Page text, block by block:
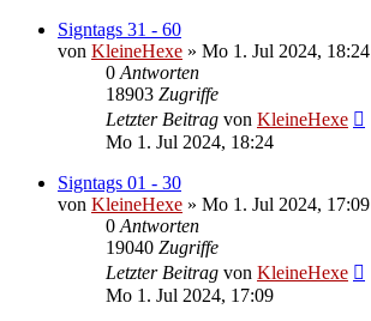
Signtags 31 - 60
von KleineHexe » Mo 1. Jul 2024, 18:24
0 Antworten
18903 Zugriffe
Letzter Beitrag von KleineHexe
Mo 1. Jul 2024, 18:24
Signtags 01 - 30
von KleineHexe » Mo 1. Jul 2024, 17:09
0 Antworten
19040 Zugriffe
Letzter Beitrag von KleineHexe
Mo 1. Jul 2024, 17:09